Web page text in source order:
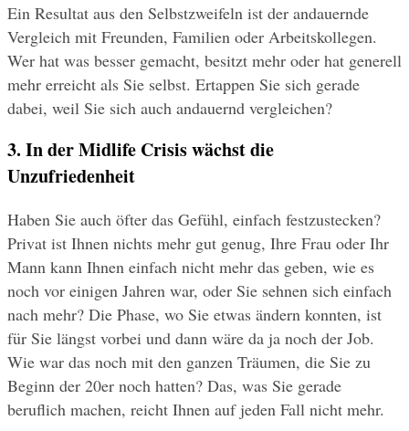
Ein Resultat aus den Selbstzweifeln ist der andauernde
Vergleich mit Freunden, Familien oder Arbeitskollegen.
Wer hat was besser gemacht, besitzt mehr oder hat generell
mehr erreicht als Sie selbst. Ertappen Sie sich gerade
dabei, weil Sie sich auch andauernd vergleichen?
3. In der Midlife Crisis wächst die
Unzufriedenheit
Haben Sie auch öfter das Gefühl, einfach festzustecken?
Privat ist Ihnen nichts mehr gut genug, Ihre Frau oder Ihr
Mann kann Ihnen einfach nicht mehr das geben, wie es
noch vor einigen Jahren war, oder Sie sehnen sich einfach
nach mehr? Die Phase, wo Sie etwas ändern konnten, ist
für Sie längst vorbei und dann wäre da ja noch der Job.
Wie war das noch mit den ganzen Träumen, die Sie zu
Beginn der 20er noch hatten? Das, was Sie gerade
beruflich machen, reicht Ihnen auf jeden Fall nicht mehr.